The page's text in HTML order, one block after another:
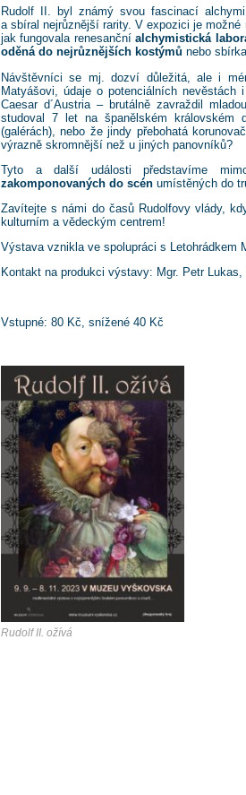
Rudolf II. byl známý svou fascinací
a sbíral nejrůznější rarity. V expozici je možné
jak fungovala renesančníalchymistická
oděná do nejrůznějších kostýmů nebo
Návštěvníci se mj. dozví důležitá, ale i
Matyášovi, údaje o potenciálních
Caesar d´Austria – brutálně zavraždil
studoval 7 let na španělském
(galérách), nebo že jindy přebohatá
výrazně skromnější než u jiných panovníků?
Tyto a další události představíme
zakomponovaných do scén umístěných do
Zavítejte s námi do časů Rudolfovy vlády,
kulturním a vědeckým centrem!
Výstava vznikla ve spolupráci s Letohrádkem
Kontakt na produkci výstavy: Mgr. Petr Lukas,
Vstupné: 80 Kč, snížené 40 Kč
Rudolf II. ožívá